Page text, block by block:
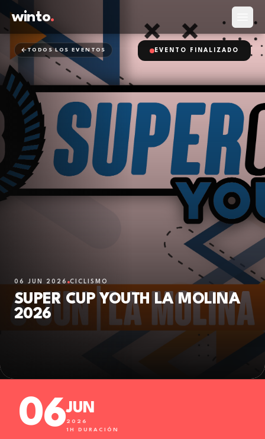
winto. Abrir
TODOS LOS EVENTOS
06 JUN 2026 CICLISMO
SUPER CUP YOUTH LA MOLINA
2026
EVENTO FINALIZADO
06JUN
2026
1H DURACIÓN